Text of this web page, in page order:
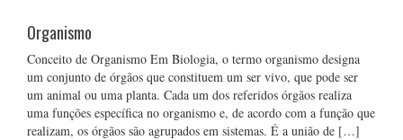
Organismo
Conceito de Organismo Em Biologia, o termo organismo designa
um conjunto de órgãos que constituem um ser vivo, que pode ser
um animal ou uma planta. Cada um dos referidos órgãos realiza
uma funções específica no organismo e, de acordo com a função que
realizam, os órgãos são agrupados em sistemas. É a união de […]